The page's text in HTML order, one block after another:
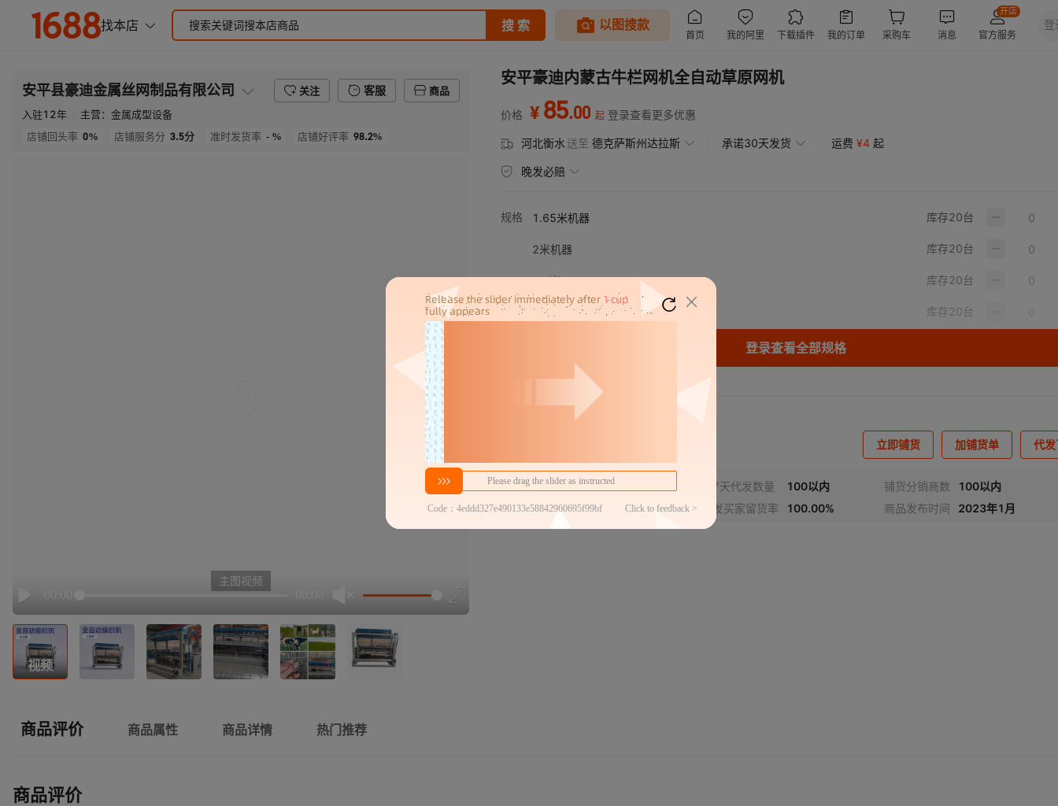
安平县豪迪金属丝网制品有限公司 关注 客服
商品
入驻12年 主营： 金属成型设备
店铺回头率 0% 店铺服务分 3.5分 准时发货率 - % 店铺好评率 98.2%
Play
主图视频
视频
安平豪迪内蒙古牛栏网机全自动草原网机
价格 ¥ 85.00 起 登录查看更多优惠
河北衡水 送至 德克萨斯州达拉斯 承诺30天发货 运费 ¥4 起
晚发必赔
规格 1.65米机器 库存20台
2米机器 库存20台
2.4米 库存20台
牛栏网机配件拧丝头 库存20台
登录查看全部规格
立即铺货 加铺货单 代
近30天代发数量 100以内 近7天代发数量 100以内 铺货分销商数
100以内
代发品质达标率
100.00% 代发买家留货率 100.00% 商品发布时间 2023年1月
商品评价 商品属性 商品详情 热门推荐
商品评价